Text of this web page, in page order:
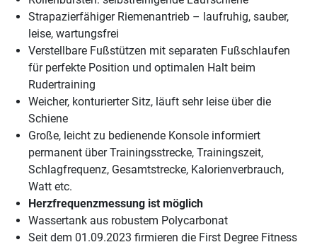
Strapazierfähiger Riemenantrieb – laufruhig, sauber,
leise, wartungsfrei
Verstellbare Fußstützen mit separaten Fußschlaufen
für perfekte Position und optimalen Halt beim
Rudertraining
Weicher, konturierter Sitz, läuft sehr leise über die
Schiene
Große, leicht zu bedienende Konsole informiert
permanent über Trainingsstrecke, Trainingszeit,
Schlagfrequenz, Gesamtstrecke, Kalorienverbrauch,
Watt etc.
Herzfrequenzmessung ist möglich
Wassertank aus robustem Polycarbonat
Seit dem 01.09.2023 firmieren die First Degree Fitness